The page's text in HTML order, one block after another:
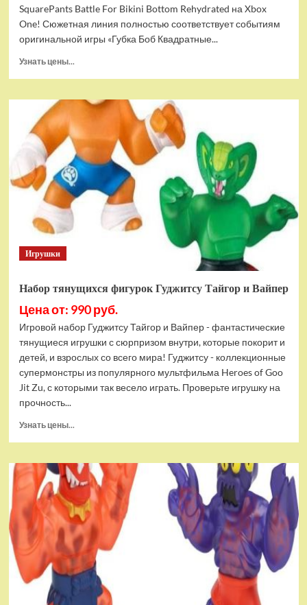
SquarePants Battle For Bikini Bottom Rehydrated на Xbox
One! Сюжетная линия полностью соответствует событиям
оригинальной игры «Губка Боб Квадратные...
Узнать цены...
Игра
Sponge
Bob
SquarePants
Battle
For
Bikini
Bottom
Rehydrated
(XBOX
Игрушки
Набор тянущихся фигурок Гуджитсу Тайгор и Вайпер
Цена от: 990 руб.
Игровой набор Гуджитсу Тайгор и Вайпер - фантастические
тянущиеся игрушки с сюрпризом внутри, которые покорит и
детей, и взрослых со всего мира! Гуджитсу - коллекционные
супермонстры из популярного мультфильма Heroes of Goo
Jit Zu, с которыми так весело играть. Проверьте игрушку на
прочность...
Узнать цены...
Набор
тянущихся
фигурок
Гуджитсу
Тайгор
и
Вайпер